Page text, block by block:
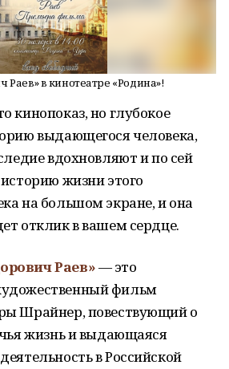
Раев» в кинотеатре «Родина»!
кинопоказ, но глубокое
выдающегося человека,
вдохновляют и по сей
жизни этого
на большом экране, и она
отклик в вашем сердце.
Раев»— это
фильм
Шрайнер, повествующий о
жизнь и выдающаяся
в Российской